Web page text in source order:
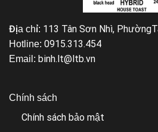
Địa chỉ: 113 Tân Sơn Nhì,
Hotline: 0915.313.454
Email: binh.lt@ltb.vn
Chính sách
Chính sách bảo mật